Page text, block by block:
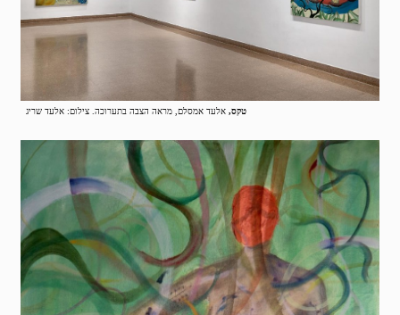
טקס, אלעד אמסלם, מראה הצבה בתערוכה. צילום: אלעד שריג